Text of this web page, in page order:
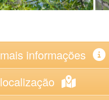
mais informações
localização